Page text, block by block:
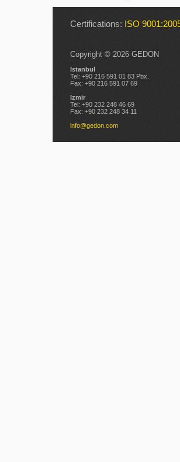
Certifications: ISO
Copyright © 2026 GEDON
Istanbul
Tel: +90 216 591 01 83 Pbx.
Fax: +90 216 591 07 69
Izmir
Tel: +90 232 248 46 69
Fax: +90 232 248 34 11
info@gedon.com